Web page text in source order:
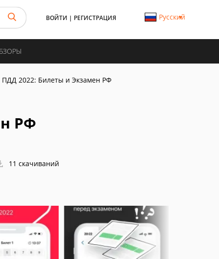
ВОЙТИ | РЕГИСТРАЦИЯ Русский
ПДД 2022: Билеты и Экзамен РФ
РФ
11 скачиваний